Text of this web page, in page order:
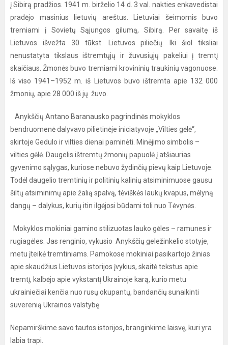
į Sibirą pradžios. 1941 m. birželio 14 d. 3 val. nakties enkavedistai
pradėjo masinius lietuvių areštus. Lietuviai šeimomis buvo
tremiami į Sovietų Sąjungos gilumą, Sibirą. Per savaitę iš
Lietuvos išvežta 30 tūkst. Lietuvos piliečių. Iki šiol tiksliai
nenustatyta tikslaus ištremtųjų ir žuvusiųjų pakeliui į tremtį
skaičiaus. Žmonės buvo tremiami krovininių traukinių vagonuose.
Iš viso 1941–1952 m. iš Lietuvos buvo ištremta apie 132 000
žmonių, apie 28 000 iš jų žuvo.
Anykščių Antano Baranausko pagrindinės mokyklos
bendruomenė dalyvavo pilietinėje iniciatyvoje „Vilties gėlė“,
skirtoje Gedulo ir vilties dienai paminėti. Minėjimo simbolis –
vilties gėlė. Daugelis ištremtų žmonių papuolė į atšiaurias
gyvenimo sąlygas, kuriose nebuvo žydinčių pievų kaip Lietuvoje.
Todėl daugelio tremtinių ir politinių kalinių atsiminimuose gausu
šiltų atsiminimų apie žalią spalvą, tėviškės laukų kvapus, mėlyną
dangų – dalykus, kurių itin ilgėjosi būdami toli nuo Tėvynės.
Mokyklos mokiniai gamino stilizuotas lauko gėles – ramunes ir
rugiagėles. Jas renginio, vykusio Anykščių geležinkelio stotyje,
metu įteikė tremtiniams. Pamokose mokiniai pasikartojo žinias
apie skaudžius Lietuvos istorijos įvykius, skaitė tekstus apie
tremtį, kalbėjo apie vykstantį Ukrainoje karą, kurio metu
ukrainiečiai kenčia nuo rusų okupantų, bandančių sunaikinti
suverenią Ukrainos valstybę.
Nepamirškime savo tautos istorijos, branginkime laisvę, kuri yra
labia trapi.